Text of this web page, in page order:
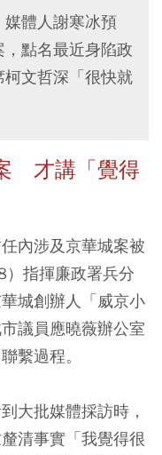
體人謝寒冰預
點名最近身陷政
文哲深「很快就
才講「覺得
內涉及京華城案被
指揮廉政署兵分
城創辦人「威京小
議員應曉薇辦公室
繫過程。
大批媒體採訪時，
清事實「我覺得很